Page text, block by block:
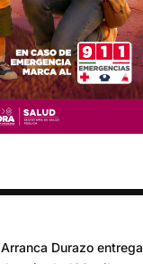
Arranca Durazo entrega